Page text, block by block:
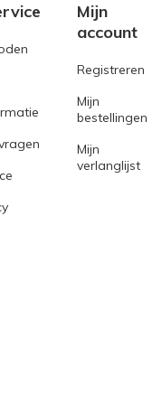
Mijn
account
Registreren
Mijn
bestellingen
Mijn
verlanglijst